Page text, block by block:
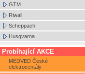
GTM
Riwall
Scheppach
Husqvarna
Probíhající AKCE
MEDVED České
elektrocentály